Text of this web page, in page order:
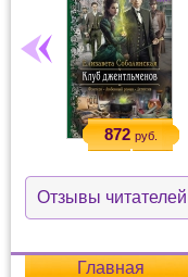
872 руб.
Отзывы читателей
Главная